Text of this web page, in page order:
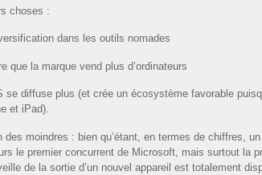
choses :
dans les outils nomades
que la marque vend plus d’ordinateurs
se diffuse plus (et crée un écosystème favorable
et iPad).
des moindres : bien qu’étant, en termes de chiffres,
le premier concurrent de Microsoft, mais surtout la
de la sortie d’un nouvel appareil est totalement